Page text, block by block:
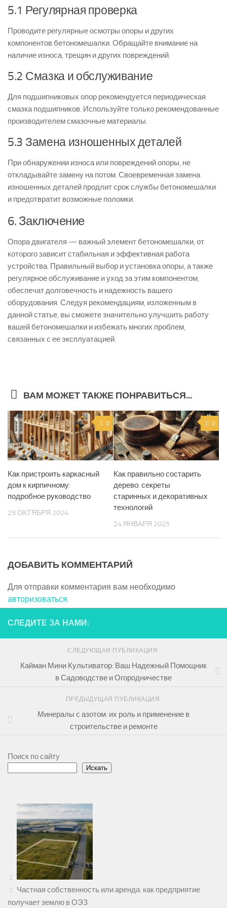
5.1 Регулярная проверка
Проводите регулярные осмотры опоры и других
компонентов бетономешалки. Обращайте внимание на
наличие износа, трещин и других повреждений.
5.2 Смазка и обслуживание
Для подшипниковых опор рекомендуется периодическая
смазка подшипников. Используйте только рекомендованные
производителем смазочные материалы.
5.3 Замена изношенных деталей
При обнаружении износа или повреждений опоры, не
откладывайте замену на потом. Своевременная замена
изношенных деталей продлит срок службы бетономешалки
и предотвратит возможные поломки.
6. Заключение
Опора двигателя — важный элемент бетономешалки, от
которого зависит стабильная и эффективная работа
устройства. Правильный выбор и установка опоры, а также
регулярное обслуживание и уход за этим компонентом,
обеспечат долговечность и надежность вашего
оборудования. Следуя рекомендациям, изложенным в
данной статье, вы сможете значительно улучшить работу
вашей бетономешалки и избежать многих проблем,
связанных с ее эксплуатацией.
ВАМ МОЖЕТ ТАКЖЕ ПОНРАВИТЬСЯ...
0
Как пристроить каркасный
дом к кирпичному:
подробное руководство
29 ОКТЯБРЯ 2024
0
Как правильно состарить
дерево: секреты
старинных и декоративных
технологий
24 ЯНВАРЯ 2025
ДОБАВИТЬ КОММЕНТАРИЙ
Для отправки комментария вам необходимо
авторизоваться.
СЛЕДИТЕ ЗА НАМИ:
СЛЕДУЮЩАЯ ПУБЛИКАЦИЯ
Кайман Мини Культиватор: Ваш Надежный Помощник
в Садоводстве и Огородничестве
ПРЕДЫДУЩАЯ ПУБЛИКАЦИЯ
Минералы с азотом: их роль и применение в
строительстве и ремонте
Поиск по сайту
Искать
Частная собственность или аренда: как предприятие
получает землю в ОЭЗ